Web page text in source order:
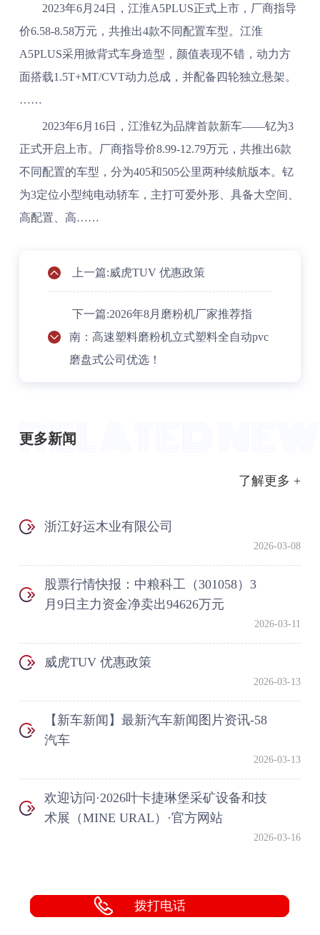
2023年6月24日，江淮A5PLUS正式上市，厂商指导
价6.58-8.58万元，共推出4款不同配置车型。江淮
A5PLUS采用掀背式车身造型，颜值表现不错，动力方
面搭载1.5T+MT/CVT动力总成，并配备四轮独立悬架。
……
2023年6月16日，江淮钇为品牌首款新车——钇为3
正式开启上市。厂商指导价8.99-12.79万元，共推出6款
不同配置的车型，分为405和505公里两种续航版本。钇
为3定位小型纯电动轿车，主打可爱外形、具备大空间、
高配置、高……
上一篇:威虎TUV 优惠政策
下一篇:2026年8月磨粉机厂家推荐指
南：高速塑料磨粉机立式塑料全自动pvc
磨盘式公司优选！
更多新闻
了解更多 +
浙江好运木业有限公司
2026-03-08
股票行情快报：中粮科工（301058）3
月9日主力资金净卖出94626万元
2026-03-11
威虎TUV 优惠政策
2026-03-13
【新车新闻】最新汽车新闻图片资讯-58
汽车
2026-03-13
欢迎访问·2026叶卡捷琳堡采矿设备和技
术展（MINE URAL）·官方网站
2026-03-16
拨打电话